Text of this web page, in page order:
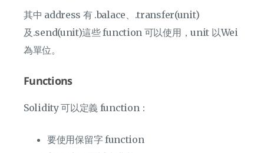
其中 address 有 .balace、.transfer(unit)
及.send(unit)這些 function 可以使用，unit 以Wei
為單位。
Functions
Solidity 可以定義 function：
要使用保留字 function